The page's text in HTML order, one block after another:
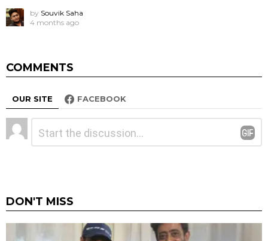
by Souvik Saha
4 months ago
COMMENTS
OUR SITE FACEBOOK
Leave
a
Comment
DON'T MISS